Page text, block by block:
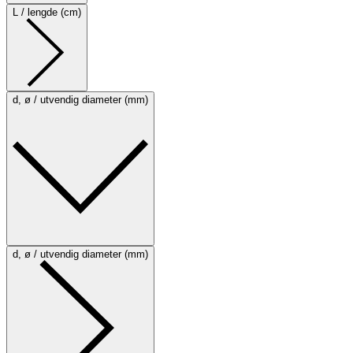
L / lengde (cm)
d, ø / utvendig diameter (mm)
d, ø / utvendig diameter (mm)